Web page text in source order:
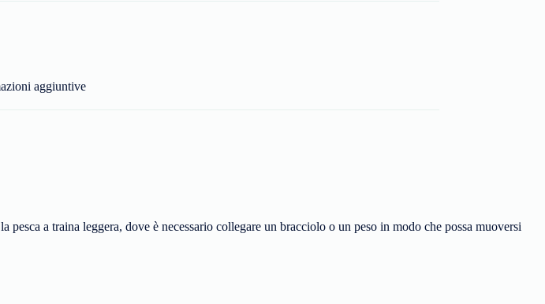
aggiuntive
a traina leggera, dove è necessario collegare un bracciolo o un peso in modo che possa muoversi